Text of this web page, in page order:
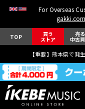
For Overseas
TOP 買う
ストア
売る
中古
【重要】熊本県で発